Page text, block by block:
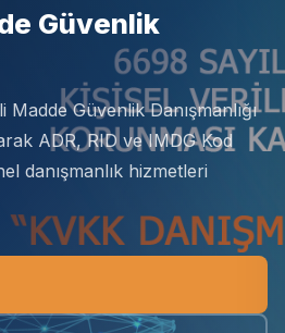
Güvenlik
Güvenlik Danışmanlığı
ADR, RID ve IMDG Kod
danışmanlık hizmetleri